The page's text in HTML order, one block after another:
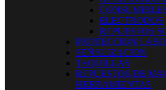
ELECTRODOS
REPUESTOS
PROTECCION
SEÑALIZACION
TAQUILLAS
REPUESTOS DE
HERRAMIENTAS